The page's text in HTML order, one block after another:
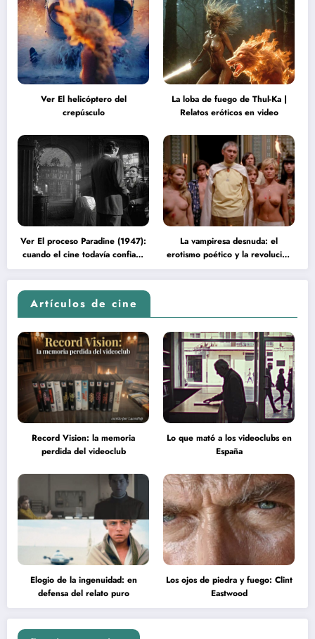
Ver El helicóptero del
crepúsculo
La loba de fuego de Thul-Ka |
Relatos eróticos en video
Ver El proceso Paradine (1947):
cuando el cine todavía confiaba
en la inteligencia del espectador
La vampiresa desnuda: el
erotismo poético y la revolución
psicodélica de Jean Rollin
Artículos de cine
Record Vision: la memoria
perdida del videoclub
Lo que mató a los videoclubs en
España
Elogio de la ingenuidad: en
defensa del relato puro
Los ojos de piedra y fuego: Clint
Eastwood